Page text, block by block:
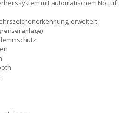
mit automatischem Notruf
erweitert